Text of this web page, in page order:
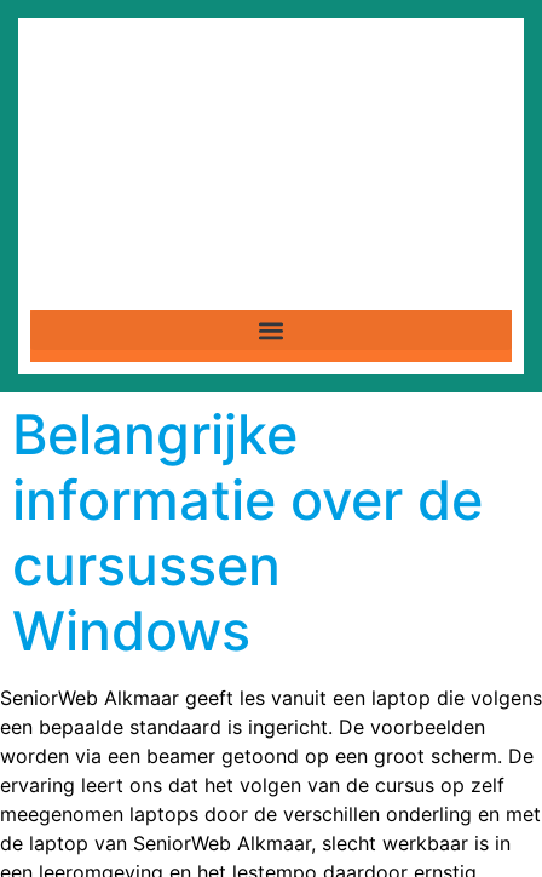
Belangrijke
informatie over de
cursussen
Windows
SeniorWeb Alkmaar geeft les vanuit een laptop die volgens
een bepaalde standaard is ingericht. De voorbeelden
worden via een beamer getoond op een groot scherm. De
ervaring leert ons dat het volgen van de cursus op zelf
meegenomen laptops door de verschillen onderling en met
de laptop van SeniorWeb Alkmaar, slecht werkbaar is in
een leeromgeving en het lestempo daardoor ernstig